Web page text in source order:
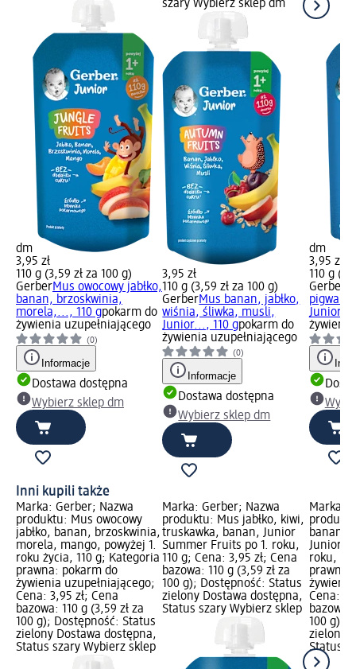
dm
3,95 zł
110 g (3,59 zł za 100 g)
GerberMus owocowy jabłko,
banan, brzoskwinia,
morela,..., 110 gpokarm do
żywienia uzupełniającego
(0)
Informacje
Dostawa dostępna
Wybierz sklep dm
szary Wybierz sklep dm
3,95 zł
110 g (3,59 zł za 100 g)
GerberMus banan, jabłko,
wiśnia, śliwka, musli,
Junior..., 110 gpokarm do
żywienia uzupełniającego
(0)
Informacje
Dostawa dostępna
Wybierz sklep dm
dm
3,95 zł
110 g
Gerber
pigwa z
Junior...,
Inni kupili także
Marka: Gerber; Nazwa
produktu: Mus owocowy
jabłko, banan, brzoskwinia,
morela, mango, powyżej 1.
roku życia, 110 g; Kategoria
prawna: pokarm do
żywienia uzupełniającego;
Cena: 3,95 zł; Cena
bazowa: 110 g (3,59 zł za
100 g); Dostępność: Status
zielony Dostawa dostępna,
Status szary Wybierz sklep
Marka: Gerber; Nazwa
produktu: Mus jabłko, kiwi,
truskawka, banan, Junior
Summer Fruits po 1. roku,
110 g; Cena: 3,95 zł; Cena
bazowa: 110 g (3,59 zł za
100 g); Dostępność: Status
zielony Dostawa dostępna,
Status szary Wybierz sklep
Marka:
banan,
Junior
roku,
prawna:
Cena:
bazowa:
100 g);
zielony
Status